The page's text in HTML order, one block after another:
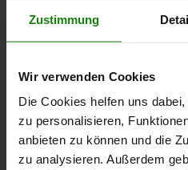
Zustimmung
Wir verwenden Cookies
Die Cookies helfen uns
zu personalisieren,
anbieten zu können und die
zu analysieren. Außerdem
23,61 CHF
22400-20 A